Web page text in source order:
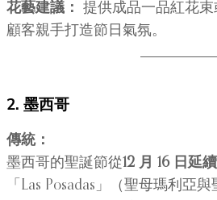
花藝建議：
提供成品一品紅花
顧客親手打造節日氣氛。
2. 墨西哥
傳統：
墨西哥的聖誕節從12 月 16 日延
「Las Posadas」（聖母瑪利亞